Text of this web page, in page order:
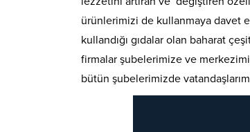
ürünlerimizi de kullanmaya davet
kullandığı gıdalar olan baharat
firmalar şubelerimize ve
bütün şubelerimizde